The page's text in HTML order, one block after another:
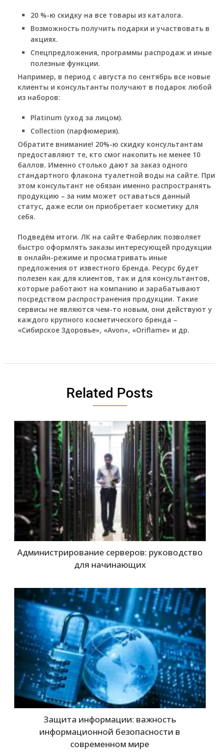
20 %-ю скидку на все товары из каталога.
Возможность получить подарки и участвовать в
акциях.
Спецпредложения, программы распродаж и иные
полезные функции.
Например, в период с августа по сентябрь все новые
клиенты и консультанты получают в подарок любой
из наборов:
Platinum (уход за лицом).
Collection (парфюмерия).
Обратите внимание! 20%-ю скидку консультантам
предоставляют те, кто смог накопить не менее 10
баллов. Именно столько дают за заказ одного
стандартного флакона туалетной воды на сайте. При
этом консультант не обязан именно распространять
продукцию – за ним может оставаться данный
статус, даже если он приобретает косметику для
себя.
Подведём итоги. ЛК на сайте Фаберлик позволяет
быстро оформлять заказы интересующей продукции
в онлайн-режиме и просматривать иные
предложения от известного бренда. Ресурс будет
полезен как для клиентов, так и для консультантов,
которые работают на компанию и зарабатывают
посредством распространения продукции. Такие
сервисы не являются чем-то новым, они действуют у
каждого крупного косметического бренда –
«Сибирское Здоровье», «Avon», «Oriflame» и др.
Related Posts
Администрирование серверов: руководство
для начинающих
Защита информации: важность
информационной безопасности в
современном мире